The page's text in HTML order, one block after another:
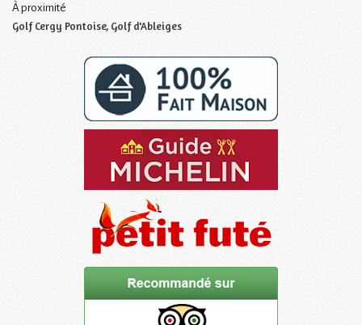
À proximité
Golf Cergy Pontoise, Golf d'Ableiges